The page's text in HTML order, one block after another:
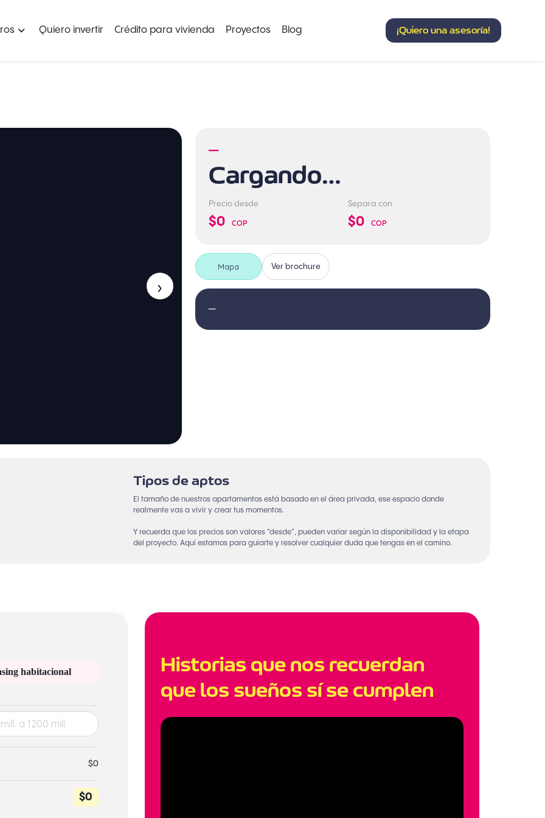
Quiero invertir Crédito para vivienda Proyectos Blog ¡Quiero una asesoría!
›
—
Cargando…
Precio desde
$0 COP
Separa con
$0 COP
Mapa Ver brochure
—
Tipos de aptos
El tamaño de nuestros apartamentos está basado en el área privada, ese espacio donde
realmente vas a vivir y crear tus momentos.
Y recuerda que los precios son valores “desde”, pueden variar según la disponibilidad y la etapa
del proyecto. Aquí estamos para guiarte y resolver cualquier duda que tengas en el camino.
habitacional
$0
$0
Historias que nos recuerdan
que los sueños sí se cumplen